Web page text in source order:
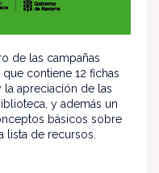
de las campañas
contiene 12 fichas
apreciación de las
y además un
básicos sobre
lista de recursos.